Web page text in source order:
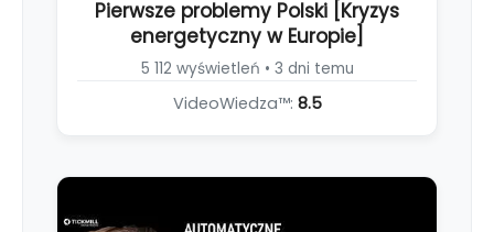
Pierwsze problemy Polski [Kryzys
energetyczny w Europie]
5 112 wyświetleń • 3 dni temu
VideoWiedza™: 8.5